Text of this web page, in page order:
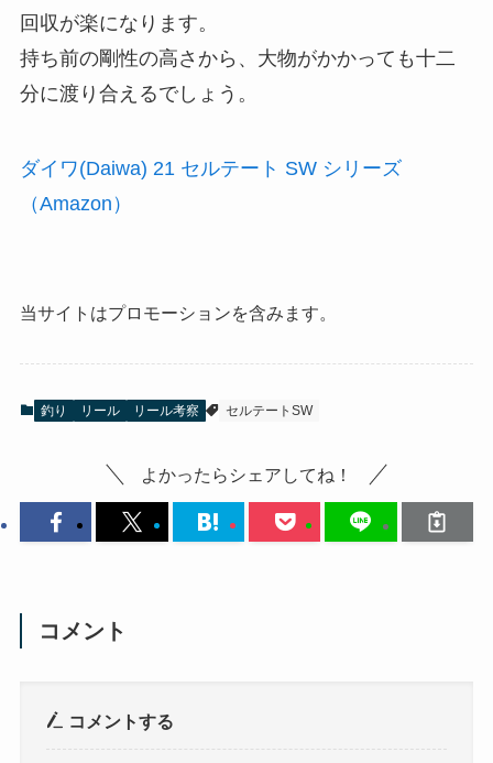
回収が楽になります。
持ち前の剛性の高さから、大物がかかっても十二
分に渡り合えるでしょう。
ダイワ(Daiwa) 21 セルテート SW シリーズ
（Amazon）
当サイトはプロモーションを含みます。
釣り リール リール考察 セルテートSW
よかったらシェアしてね！
コメント
コメントする